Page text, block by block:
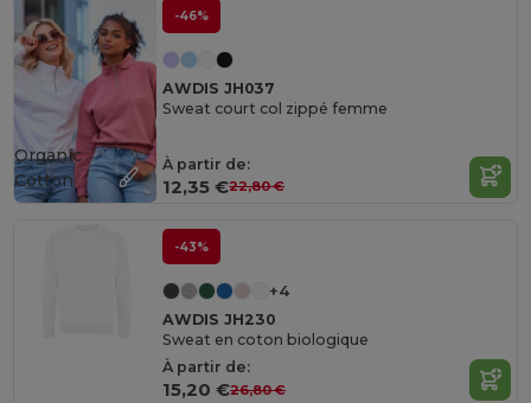
-46%
AWDIS JH037
Sweat court col zippé femme
À partir de:
12,35 €22,80 €
Organic
Cotton
-43%
+4
AWDIS JH230
Sweat en coton biologique
À partir de:
15,20 €26,80 €